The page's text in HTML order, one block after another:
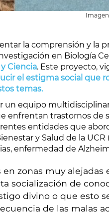
la comprensión y la
en Biología
Ciencia. Este proyecto,
el estigma social que
temas.
un equipo
enfrentan trastornos de
entidades que
y Salud de la UCR
enfermedad de
en zonas muy
socialización de
divino o que esto
de las malas